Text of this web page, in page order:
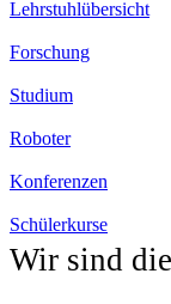
Lehrstuhlübersicht
Forschung
Studium
Roboter
Konferenzen
Schülerkurse
Wir sind die